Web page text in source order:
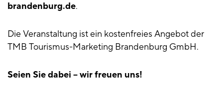
brandenburg.de.
Die Veranstaltung ist ein kostenfreies Angebot der
TMB Tourismus-Marketing Brandenburg GmbH.
Seien Sie dabei – wir freuen uns!